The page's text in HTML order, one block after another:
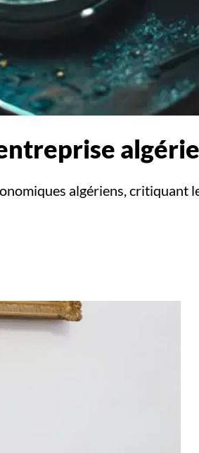
algériens, critiquant